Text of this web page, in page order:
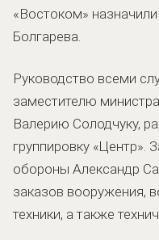
«Востоком»
Болгарева.
Руководство всеми
заместителю
Валерию Солодчуку,
группировку «Центр».
обороны Александр
заказов вооружения,
техники, а также